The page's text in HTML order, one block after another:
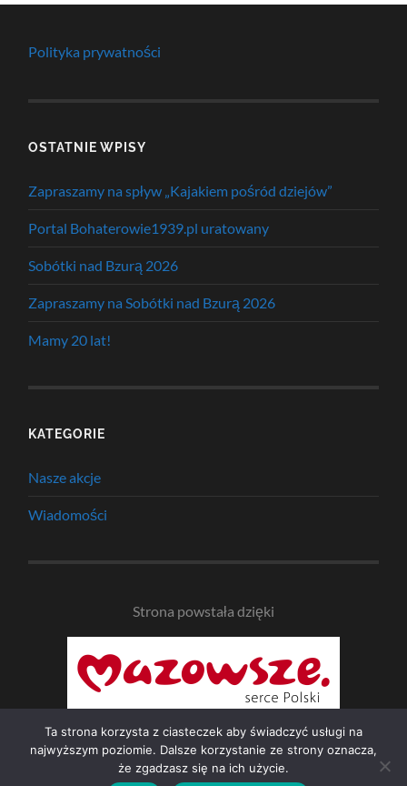
Polityka prywatności
OSTATNIE WPISY
Zapraszamy na spływ „Kajakiem pośród dziejów”
Portal Bohaterowie1939.pl uratowany
Sobótki nad Bzurą 2026
Zapraszamy na Sobótki nad Bzurą 2026
Mamy 20 lat!
KATEGORIE
Nasze akcje
Wiadomości
Strona powstała dzięki
Ta strona korzysta z ciasteczek aby świadczyć usługi na
najwyższym poziomie. Dalsze korzystanie ze strony oznacza,
że zgadzasz się na ich użycie.